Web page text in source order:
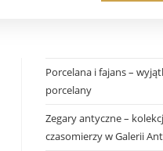
Porcelana i fajans –
porcelany
Zegary antyczne –
czasomierzy w Galerii